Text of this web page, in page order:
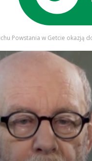
Powstania w Getcie okazją